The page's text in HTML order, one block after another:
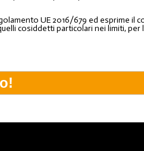
UE 2016/679 ed esprime il
cosiddetti particolari nei limiti, per